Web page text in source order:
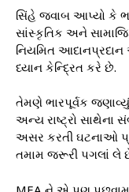
સિંહે જવાબ આપ્યો કે
સાંસ્કૃતિક અને
નિયમિત આદાનપ્રદાન
ધ્યાન કેન્દ્રિત કરે છે.
તેમણે ભારપૂર્વક
અન્ય રાષ્ટ્રો સાથેના
અસર કરતી ઘટનાઓ
તમામ જરૂરી પગલાં લે